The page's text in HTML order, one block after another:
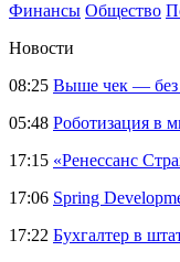
Финансы Общество
Новости
08:25 Выше чек — без
05:48 Роботизация в
17:15 «Ренессанс
17:06 Spring
17:22 Бухгалтер в